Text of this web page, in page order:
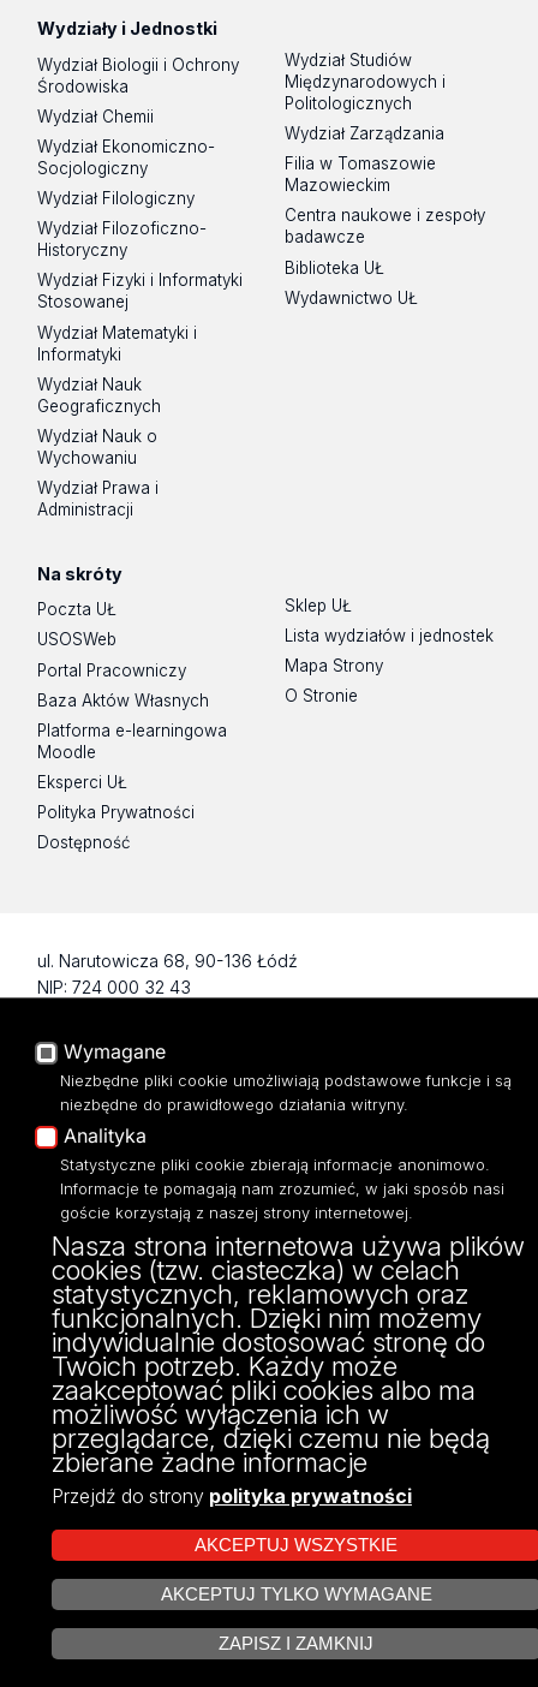
Wydziały i Jednostki
Wydział Biologii i Ochrony
Środowiska
Wydział Chemii
Wydział Ekonomiczno-
Socjologiczny
Wydział Filologiczny
Wydział Filozoficzno-
Historyczny
Wydział Fizyki i Informatyki
Stosowanej
Wydział Matematyki i
Informatyki
Wydział Nauk
Geograficznych
Wydział Nauk o
Wychowaniu
Wydział Prawa i
Administracji
Wydział Studiów
Międzynarodowych i
Politologicznych
Wydział Zarządzania
Filia w Tomaszowie
Mazowieckim
Centra naukowe i zespoły
badawcze
Biblioteka UŁ
Wydawnictwo UŁ
Na skróty
Poczta UŁ
USOSWeb
Portal Pracowniczy
Baza Aktów Własnych
Platforma e-learningowa
Moodle
Eksperci UŁ
Polityka Prywatności
Dostępność
Sklep UŁ
Lista wydziałów i jednostek
Mapa Strony
O Stronie
ul. Narutowicza 68, 90-136 Łódź
NIP: 724 000 32 43
AE:PL-74796-17640-IHHIV-17
KONTAKT
Projekt Multiportalu UŁ współfinansowany z funduszy Unii Europejskiej w
ramach konkursu NCBR
Wymagane
Niezbędne pliki cookie umożliwiają podstawowe funkcje i są
niezbędne do prawidłowego działania witryny.
Analityka
Statystyczne pliki cookie zbierają informacje anonimowo.
Informacje te pomagają nam zrozumieć, w jaki sposób nasi
goście korzystają z naszej strony internetowej.
Nasza strona internetowa używa plików
cookies (tzw. ciasteczka) w celach
statystycznych, reklamowych oraz
funkcjonalnych. Dzięki nim możemy
indywidualnie dostosować stronę do
Twoich potrzeb. Każdy może
zaakceptować pliki cookies albo ma
możliwość wyłączenia ich w
przeglądarce, dzięki czemu nie będą
zbierane żadne informacje
Przejdź do strony polityka prywatności
AKCEPTUJ WSZYSTKIE
AKCEPTUJ TYLKO WYMAGANE
ZAPISZ I ZAMKNIJ
ZARZĄDZAJ COOKIES